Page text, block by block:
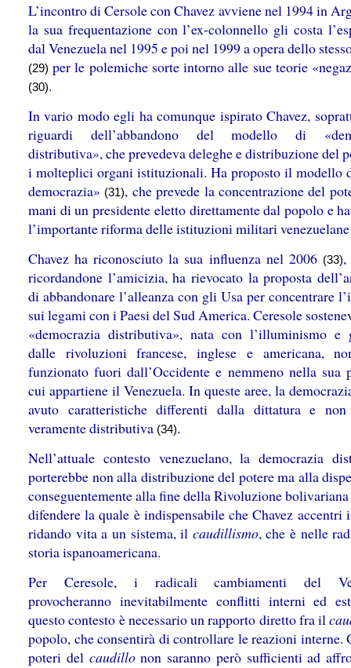
L’incontro di Cersole con Chavez avviene nel 1994 in
la sua frequentazione con l’ex-colonnello gli costa
dal Venezuela nel 1995 e poi nel 1999 a opera dello
(29) per le polemiche sorte intorno alle sue teorie
(30).
In vario modo egli ha comunque ispirato Chavez,
riguardi dell’abbandono del modello di
distributiva», che prevedeva deleghe e distribuzione del
i molteplici organi istituzionali. Ha proposto il modello
democrazia» (31), che prevede la concentrazione del
mani di un presidente eletto direttamente dal popolo e
l’importante riforma delle istituzioni militari
Chavez ha riconosciuto la sua influenza nel 2006 (33),
ricordandone l’amicizia, ha rievocato la proposta
di abbandonare l’alleanza con gli Usa per concentrare
sui legami con i Paesi del Sud America. Ceresole
«democrazia distributiva», nata con l’illuminismo e
dalle rivoluzioni francese, inglese e americana,
funzionato fuori dall’Occidente e nemmeno nella sua
cui appartiene il Venezuela. In queste aree, la
avuto caratteristiche differenti dalla dittatura e
veramente distributiva (34).
Nell’attuale contesto venezuelano, la democrazia
porterebbe non alla distribuzione del potere ma alla
conseguentemente alla fine della Rivoluzione bolivariana
difendere la quale è indispensabile che Chavez accentri
ridando vita a un sistema, il caudillismo, che è nelle
storia ispanoamericana.
Per Ceresole, i radicali cambiamenti del
provocheranno inevitabilmente conflitti interni ed
questo contesto è necessario un rapporto diretto fra il
popolo, che consentirà di controllare le reazioni interne.
poteri del caudillonon saranno però sufficienti ad